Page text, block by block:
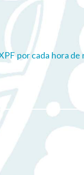
por cada hora